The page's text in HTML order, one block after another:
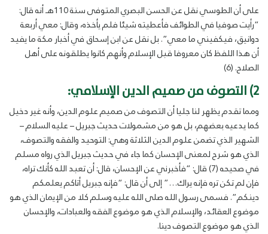
على أن الطوسي نقل عن الحسن البصري المتوفى سنة 110هـ أنه قال:
“رأيت صوفيا في الطوائف فأعطيته شيئا فلم يأخذه، وقال: معي أربعة
دوانيق، فيكفيني ما معي”. بل نقل عن ابن إسحاق في أخبار مكة ما يفيد
أن هذا اللفظ كان معروفا قبل الإسلام وأنهم كانوا يطلقونه على أهل
الصلاح. (6)
2) التصوف من صميم الدين الإسلامي:
ومما تقدم يظهر لنا جليا أن التصوف من صميم علوم الدين، وأنه غير دخيل
كما يدعيه بعضهم، بل هو من مشمولات حديث جبريل – عليه السلام –
الشهير الذي تضمن علوم الدين الثلاثة وهي: التوحيد والفقه والتصوف،
الذي هو شرح لمعنى الإحسان كما جاء في حديث جبريل الذي رواه مسلم
في صحيحه (7) قال: “فأخبرني عن الإحسان، قال: أن تعبد الله كأنك تراه،
فإن لم تكن تره فإنه يراك…” إلى أن قال: “فإنه جبريل أتاكم يعلمكم
دينكم”. فسمى رسول الله صلى الله عليه وسلم كلا من الإيمان الذي هو
موضوع العقائد، والإسلام الذي هو موضوع الفقه والعبادات، والإحسان
الذي هو موضوع التصوف دينا.